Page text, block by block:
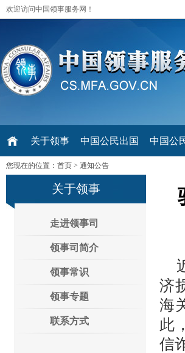
欢迎访问中国领事服务网！
关于领事 中国公民出国 中国公
您现在的位置： 首页 > 通知公告
关于领事
走进领事司
领事司简介
领事常识
领事专题
联系方式
济
海
此
信